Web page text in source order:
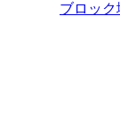
ブロック